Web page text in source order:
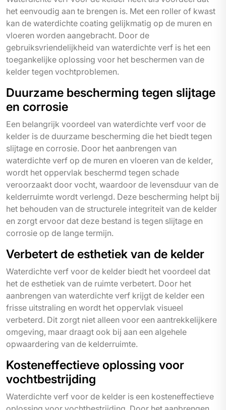
het eenvoudig aan te brengen is. Met een roller of kwast
kan de waterdichte coating gelijkmatig op de muren en
vloeren worden aangebracht. Door de
gebruiksvriendelijkheid van waterdichte verf is het een
toegankelijke oplossing voor het beschermen van de
kelder tegen vochtproblemen.
Duurzame bescherming tegen slijtage
en corrosie
Een belangrijk voordeel van waterdichte verf voor de
kelder is de duurzame bescherming die het biedt tegen
slijtage en corrosie. Door het aanbrengen van
waterdichte verf op de muren en vloeren van de kelder,
wordt het oppervlak beschermd tegen schade
veroorzaakt door vocht, waardoor de levensduur van de
kelderruimte wordt verlengd. Deze bescherming helpt bij
het behouden van de structurele integriteit van de kelder
en zorgt ervoor dat deze bestand is tegen slijtage en
corrosie op de lange termijn.
Verbetert de esthetiek van de kelder
Waterdichte verf voor de kelder biedt het voordeel dat
het de esthetiek van de ruimte verbetert. Door het
aanbrengen van waterdichte verf krijgt de kelder een
frisse uitstraling en wordt het oppervlak visueel
verbeterd. Dit zorgt niet alleen voor een aantrekkelijkere
omgeving, maar draagt ook bij aan een algehele
opwaardering van de kelderruimte.
Kosteneffectieve oplossing voor
vochtbestrijding
Waterdichte verf voor de kelder is een kosteneffectieve